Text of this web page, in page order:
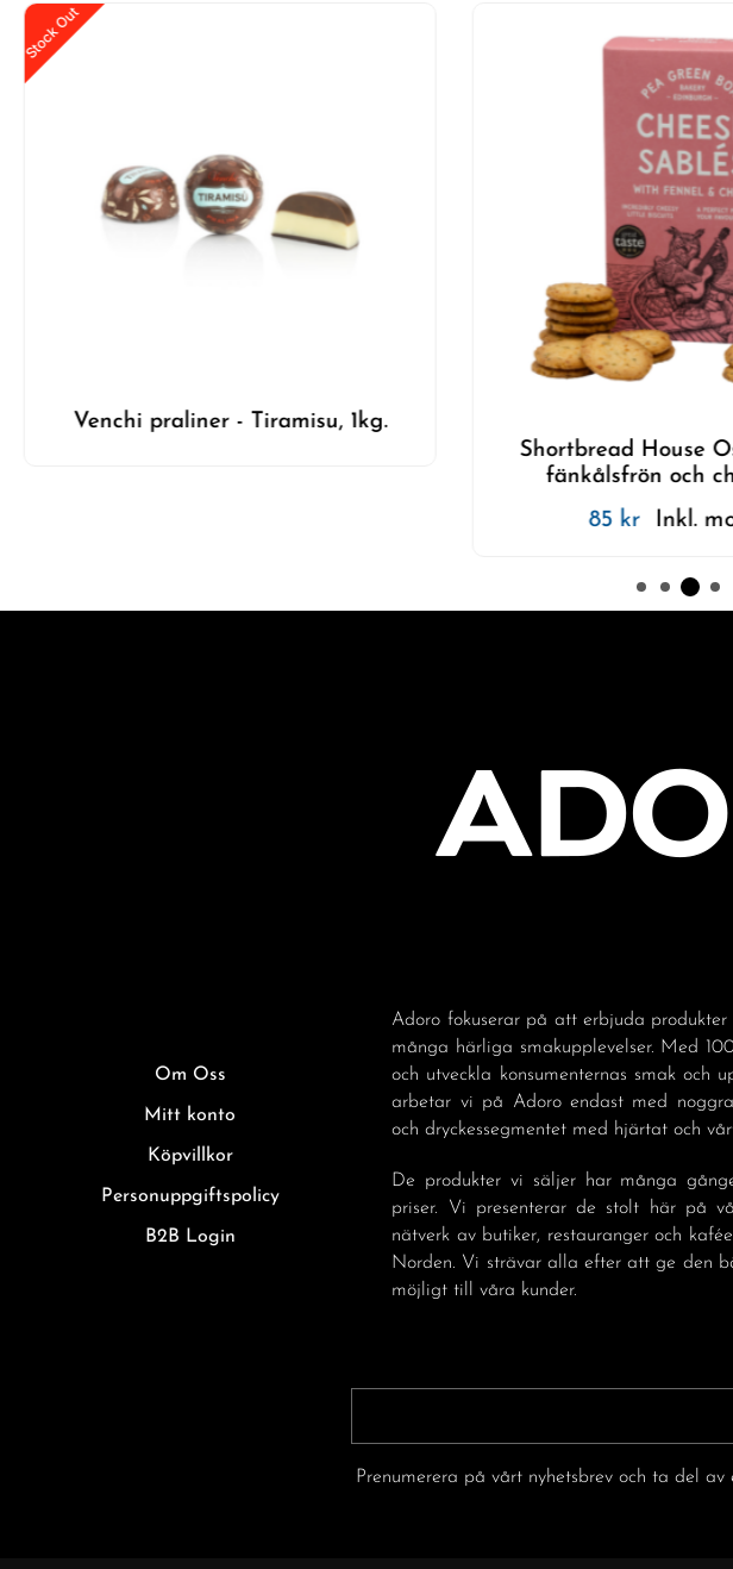
Stock Out
Venchi praliner - Tiramisu, 1kg.
Shortbread House
fänkålsfrön och
85 kr Inkl.
Om Oss
Mitt konto
Köpvillkor
Personuppgiftspolicy
B2B Login
Adoro fokuserar på att erbjuda
många härliga smakupplevelser. Med
och utveckla konsumenternas smak och
arbetar vi på Adoro endast med
och dryckessegmentet med hjärtat och
De produkter vi säljer har många
priser. Vi presenterar de stolt här på
nätverk av butiker, restauranger och
Norden. Vi strävar alla efter att ge den
möjligt till våra kunder.
Prenumerera på vårt nyhetsbrev och ta del av